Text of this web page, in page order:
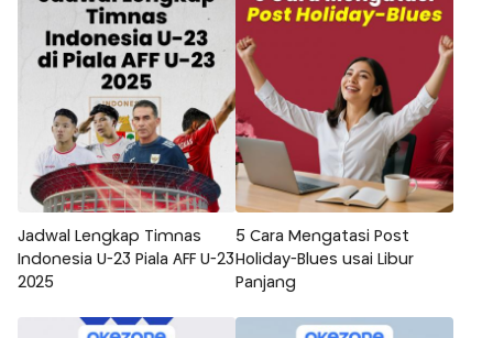
Jadwal Lengkap Timnas
Indonesia U-23 Piala AFF U-23
2025
5 Cara Mengatasi Post
Holiday-Blues usai Libur
Panjang